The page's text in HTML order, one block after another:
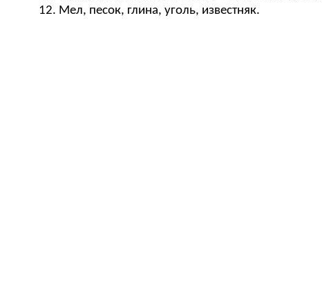
12. Мел, песок, глина, уголь, известняк.